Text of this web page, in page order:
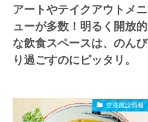
アートやテイクアウトメニ
ューが多数！明るく開放的
な飲食スペースは、のんび
り過ごすのにピッタリ。
空港施設情報